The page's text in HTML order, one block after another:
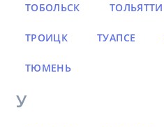
ТОБОЛЬСК ТОЛЬЯТТИ
ТРОИЦК ТУАПСЕ
ТЮМЕНЬ
У